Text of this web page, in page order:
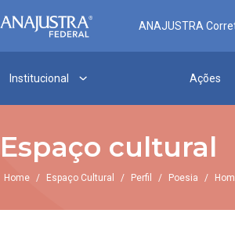
ANAJUSTRA
Institucional Ações
Espaço cultural
Home / Espaço Cultural / Perfil / Poesia /